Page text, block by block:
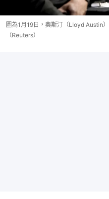
圖為1月19日，奧斯汀（Lloyd Austin
（Reuters）